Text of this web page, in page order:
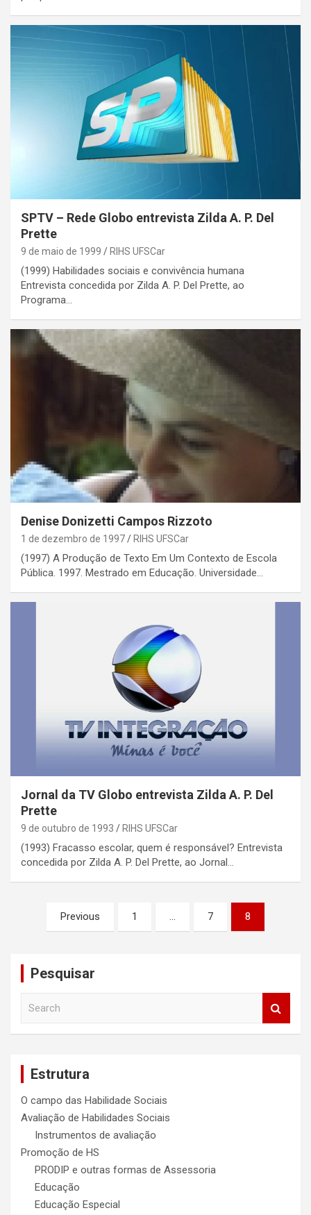
SPTV – Rede Globo entrevista Zilda A. P. Del
Prette
9 de maio de 1999 RIHS UFSCar
(1999) Habilidades sociais e convivência humana
Entrevista concedida por Zilda A. P. Del Prette, ao
Programa…
Denise Donizetti Campos Rizzoto
1 de dezembro de 1997 RIHS UFSCar
(1997) A Produção de Texto Em Um Contexto de Escola
Pública. 1997. Mestrado em Educação. Universidade…
Jornal da TV Globo entrevista Zilda A. P. Del
Prette
9 de outubro de 1993 RIHS UFSCar
(1993) Fracasso escolar, quem é responsável? Entrevista
concedida por Zilda A. P. Del Prette, ao Jornal…
Navegação
Previous 1 … 7 8
Pesquisar
Estrutura
O campo das Habilidade Sociais
Avaliação de Habilidades Sociais
Instrumentos de avaliação
Promoção de HS
PRODIP e outras formas de Assessoria
Educação
Educação Especial